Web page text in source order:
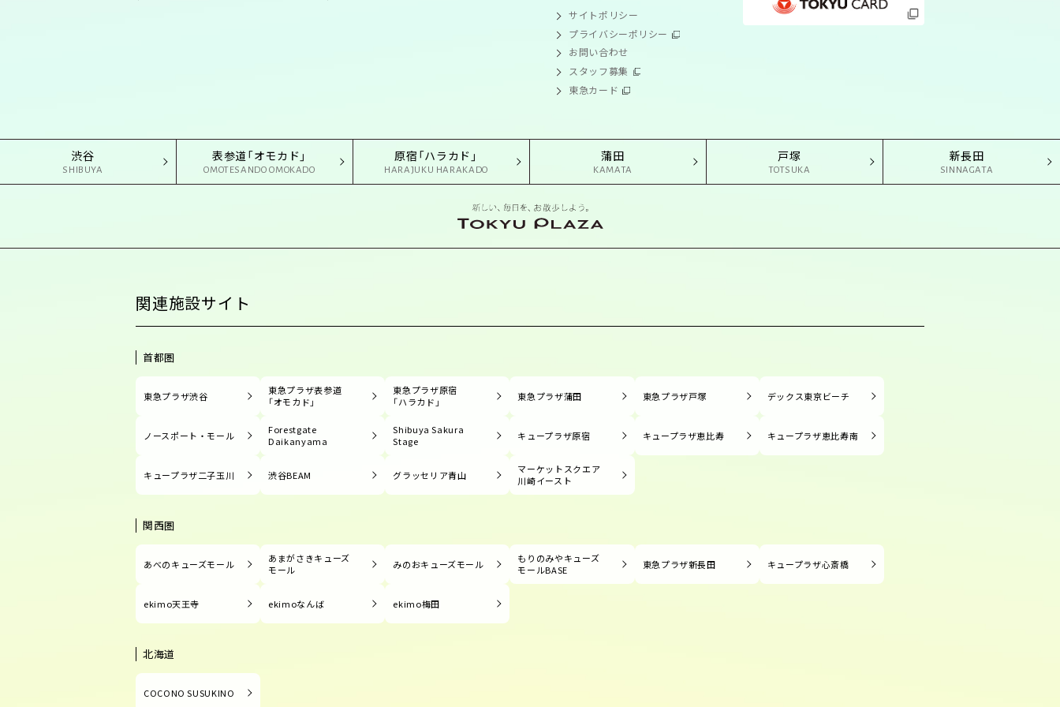
サイトポリシー
プライバシーポリシー
お問い合わせ
スタッフ募集
東急カード
渋谷
SHIBUYA
表参道「オモカド」
OMOTESANDO OMOKADO
原宿「ハラカド」
HARAJUKU HARAKADO
蒲田
KAMATA
戸塚
TOTSUKA
新長田
SINNAGATA
関連施設サイト
首都圏
東急プラザ渋谷
東急プラザ表参道
「オモカド」
東急プラザ原宿
「ハラカド」
東急プラザ蒲田 東急プラザ戸塚 デックス東京ビーチ
ノースポート・モール
Forestgate
Daikanyama
Shibuya Sakura
Stage
キュープラザ原宿 キュープラザ恵比寿 キュープラザ恵比寿南
キュープラザ二子玉川 渋谷BEAM グラッセリア青山
マーケットスクエア
川崎イースト
関西圏
あべのキューズモール
あまがさきキューズ
モール
みのおキューズモール
もりのみやキューズ
モールBASE
東急プラザ新長田 キュープラザ心斎橋
ekimo天王寺 ekimoなんば ekimo梅田
北海道
COCONO SUSUKINO